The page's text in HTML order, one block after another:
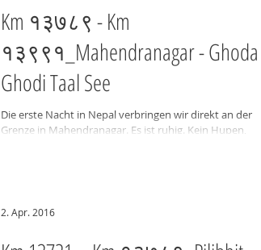
Km १३७८९ - Km
१३९९१_Mahendranagar - Ghoda
Ghodi Taal See
Die erste Nacht in Nepal verbringen wir direkt an der
Grenze in Mahendranagar. Es ist ruhig. Kein Hupen,
2. Apr. 2016